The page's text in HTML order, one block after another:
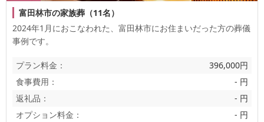
富田林市の家族葬（11名）
2024年1月におこなわれた、 富田林市にお住まいだった方の葬儀
事例です。
プラン料金：
396,000円
食事費用：
- 円
返礼品：
- 円
オプション料金：
- 円